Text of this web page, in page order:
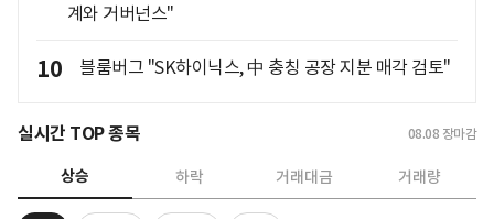
계와 거버넌스"
10 블룸버그 "SK하이닉스, 中 충칭 공장 지분 매각 검토"
실시간 TOP 종목 08.08 장마감
상승 하락 거래대금 거래량